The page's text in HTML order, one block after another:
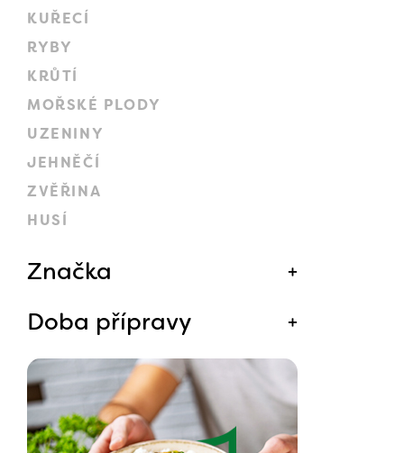
KUŘECÍ
RYBY
KRŮTÍ
MOŘSKÉ PLODY
UZENINY
JEHNĚČÍ
ZVĚŘINA
HUSÍ
Značka
Doba přípravy